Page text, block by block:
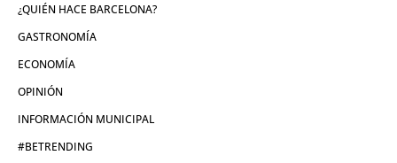
¿QUIÉN HACE BARCELONA?
GASTRONOMÍA
ECONOMÍA
OPINIÓN
INFORMACIÓN MUNICIPAL
#BETRENDING